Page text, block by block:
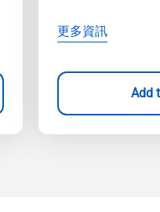
更多資訊
Add